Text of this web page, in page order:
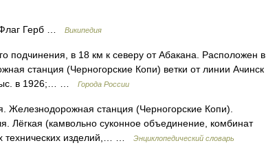
Флаг Герб … Википедия
в 18 км к северу от Абакана. Расположен в
станция (Черногорские Копи) ветки от линии Ачинск
в 1926;… …
Города России
Железнодорожная станция (Черногорские Копи).
Лёгкая (камвольно суконное объединение, комбинат
технических изделий,… …
Энциклопедический словарь